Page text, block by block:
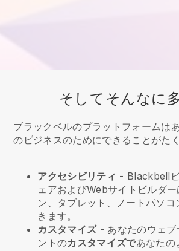
そしてそんなに
ブラックベルのプラットフォームは
のビジネスのためにできることがた
アクセシビリティ - Blackbell
ェアおよびWebサイトビルダ
ン、タブレット、ノートパソ
きます。
カスタマイズ- あなたのウェブ
ントのカスタマイズであなたの